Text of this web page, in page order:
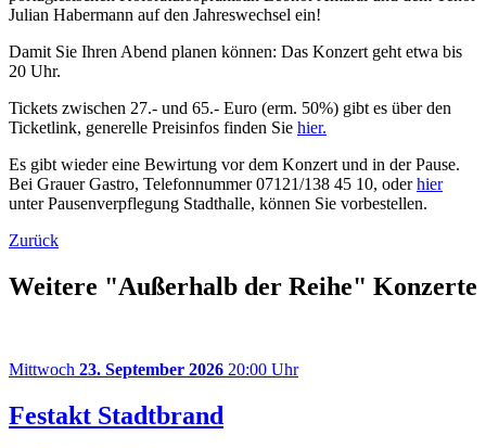
Julian Habermann auf den Jahreswechsel ein!
Damit Sie Ihren Abend planen können: Das Konzert geht etwa bis
20 Uhr.
Tickets zwischen 27.- und 65.- Euro (erm. 50%) gibt es über den
Ticketlink, generelle Preisinfos finden Sie hier.
Es gibt wieder eine Bewirtung vor dem Konzert und in der Pause.
Bei Grauer Gastro, Telefonnummer 07121/138 45 10, oderhier
unter Pausenverpflegung Stadthalle, können Sie vorbestellen.
Zurück
Weitere "Außerhalb der Reihe" Konzerte
Mittwoch 23. September 2026 20:00 Uhr
Festakt Stadtbrand